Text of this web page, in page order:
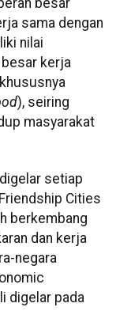
sama dengan
nilai
kerja
), seiring
masyarakat
setiap
Cities
berkembang
dan kerja
negara
digelar pada